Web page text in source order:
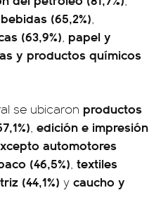
(65,2%),
(63,9%), papel y
y productos químicos
se ubicaron productos
, edición e impresión
automotores
(46,5%), textiles
(44,1%) y caucho y